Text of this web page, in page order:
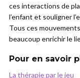
ces interactions de
l’enfant et souligner
Tous ces
beaucoup enrichir le
Pour en savoir
La thérapie par le jeu